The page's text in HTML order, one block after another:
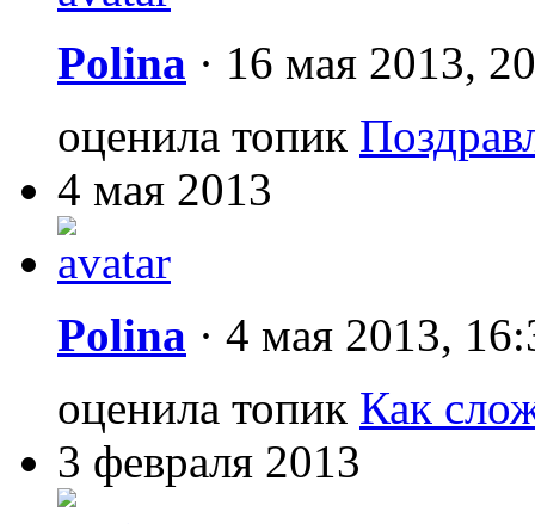
Polina · 16 мая 2013,
оценила топик
4 мая 2013
Polina · 4 мая 2013,
оценила топик Как
3 февраля 2013